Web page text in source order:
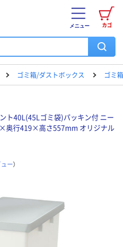
カゴ
メニュー
ゴミ箱/ダストボックス ゴミ
ト40L(45Lゴミ袋)パッキン付 ニー
奥行419×高さ557mm オリジナル
ー）